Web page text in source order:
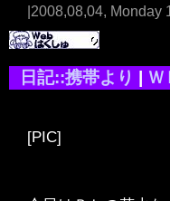
|2008,08,04, Monday
日記::携帯より | Ｗ
[PIC]